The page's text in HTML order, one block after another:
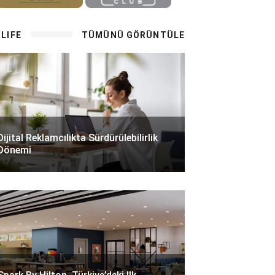
TÜMÜNÜ GÖRÜNTÜLE
Reklamcılıkta Sürdürülebilirlik